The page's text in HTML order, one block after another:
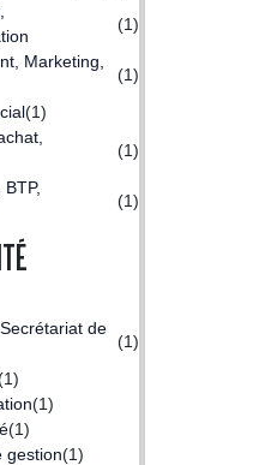
(1)
Marketing,
(1)
(1)
(1)
(1)
de
(1)
(1)
(1)
gestion(1)